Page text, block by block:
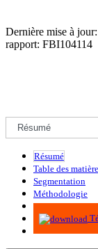
Dernière mise à
rapport: FBI104114
Résumé
Table des
Segmentation
Méthodologie
Infographie